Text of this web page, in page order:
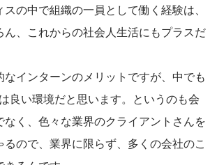
の中で組織の一員として働く経験は、
ん、これからの社会人生活にもプラスだ
なインターンのメリットですが、中でも
良い環境だと思います。というのも会
く、色々な業界のクライアントさんを
ので、業界に限らず、多くの会社のこ